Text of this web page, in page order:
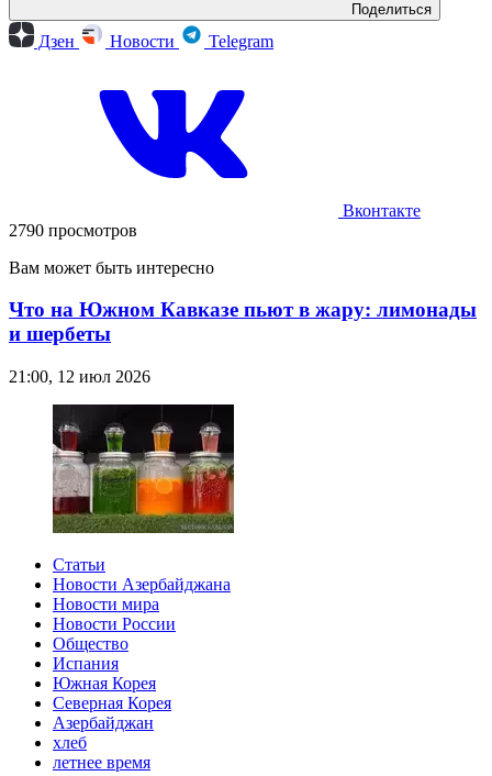
Поделиться
Дзен Новости Telegram
Вконтакте
2790 просмотров
Вам может быть интересно
Что на Южном Кавказе пьют в жару: лимонады
и шербеты
21:00, 12 июл 2026
Статьи
Новости Азербайджана
Новости мира
Новости России
Общество
Испания
Южная Корея
Северная Корея
Азербайджан
хлеб
летнее время